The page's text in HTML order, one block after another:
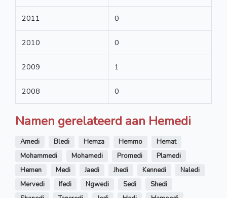
2011 0
2010 0
2009 1
2008 0
Namen gerelateerd aan Hemedi
Amedi Bledi Hemza Hemmo
Hemat
Mohammedi
Mohamedi Promedi
Plamedi
Hemen
Medi Jaedi Jhedi Kennedi
Naledi
Mervedi
Ifedi Ngwedi Sedi
Shedi